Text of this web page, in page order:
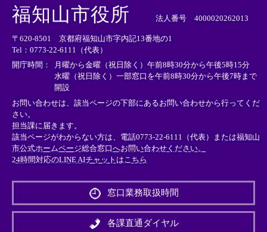
外
部
リ
ン
ク
＞
外
リ
ン
ク
＞
外
部
ン
ク
＞
福知山市役所 法人番号 4000020262013
〒620-8501 京都府福知山市字内記13番地の1
Tel：0773-22-6111（代表）
開庁時間：
月曜から金曜（祝日除く）午前8時30分から午後5時15分
水曜（祝日除く）一部窓口を午前8時30分から午後7時まで
開設
お問い合わせは、該当ページの下部にあるお問い合わせから行ってくだ
さい。
担当課に届きます。
該当ページがわからない方は、電話0773-22-6111（代表）または福知山
市公式ホームページ総合窓口へお問い合わせください。
24時間対応のLINE AIチャットはこちら
外
リ
窓口業務取扱時間
各課直通ダイヤル